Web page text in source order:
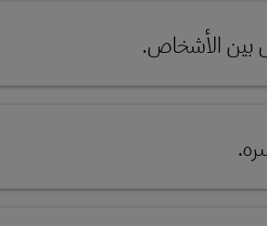
بين الأشخاص.